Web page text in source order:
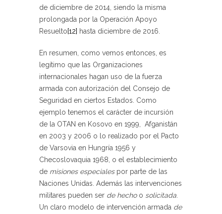
de diciembre de 2014, siendo la misma
prolongada por la Operación Apoyo
Resuelto[12] hasta diciembre de 2016.
En resumen, como vemos entonces, es
legítimo que las Organizaciones
internacionales hagan uso de la fuerza
armada con autorización del Consejo de
Seguridad en ciertos Estados. Como
ejemplo tenemos el carácter de incursión
de la OTAN en Kosovo en 1999, Afganistán
en 2003 y 2006 o lo realizado por el Pacto
de Varsovia en Hungría 1956 y
Checoslovaquia 1968, o el establecimiento
de misiones especialespor parte de las
Naciones Unidas. Además las intervenciones
militares pueden ser de hechoo solicitada
Un claro modelo de intervención armada de